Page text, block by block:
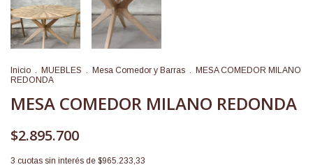
Inicio . MUEBLES . Mesa Comedor y Barras .
MESA COMEDOR MILANO
REDONDA
MESA COMEDOR MILANO REDONDA
$2.895.700
3 cuotas sin interés de $965.233,33